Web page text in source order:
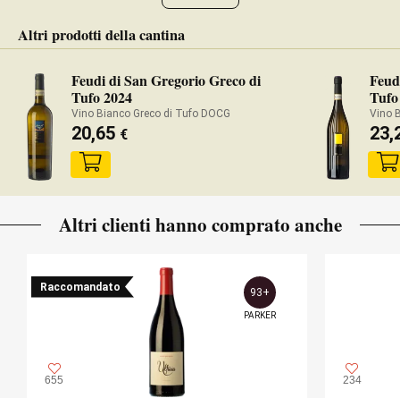
Altri prodotti della cantina
Feudi di San Gregorio Greco di
Tufo 2024
Vino Bianco Greco di Tufo DOCG
20,65 €
Vino
Altri clienti hanno comprato anche
Raccomandato
655
93+
PARKER
234